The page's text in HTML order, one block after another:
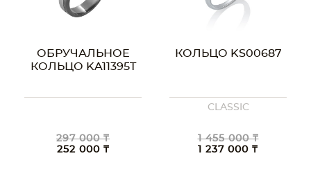
ОБРУЧАЛЬНОЕ
КОЛЬЦО KA11395T
297 000 ₸
252 000 ₸
КОЛЬЦО KS00687
CLASSIC
1 455 000 ₸
1 237 000 ₸